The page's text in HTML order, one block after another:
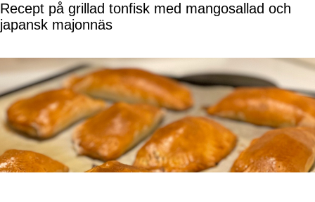
Recept på grillad tonfisk med mangosallad och
japansk majonnäs